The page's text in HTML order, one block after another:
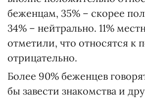
беженцам, 35% – скорее
34% – нейтрально. 11%
отметили, что относятся к
отрицательно.
Более 90% беженцев
бы завести знакомства и